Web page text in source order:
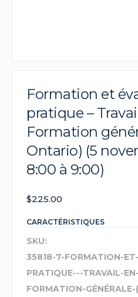
Formation et
pratique –
Formation
Ontario) (5
8:00 à 9:00)
$225.00
CARACTÉRISTIQUES
SKU:
35818-7-FORMATION-
PRATIQUE---TRAVAIL-
FORMATION-